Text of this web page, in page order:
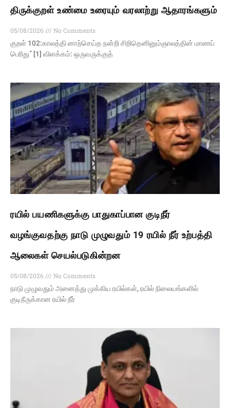
திருக்குறள் உண்மை உரையும் வரலாற்று ஆதாரங்களும்
05/08/2026
No Comments
குறள் 102:காலத்தி னாற்செய்த நன்றி சிறிதெனினும்ஞாலத்தின் மாணப்
பெரிது” [1] விளக்கம்: ஒருவருக்குத்
ரயில் பயணிகளுக்கு பாதுகாப்பான குடிநீர்
வழங்குவதற்கு நாடு முழுவதும் 19 ரயில் நீர் உற்பத்தி
ஆலைகள் செயல்படுகின்றன
05/08/2026
No Comments
நாடு முழுவதும் அனைத்து முக்கிய ரயில்கள், ரயில் நிலையங்களில்
குடிநீருக்கான ரயில் நீர்